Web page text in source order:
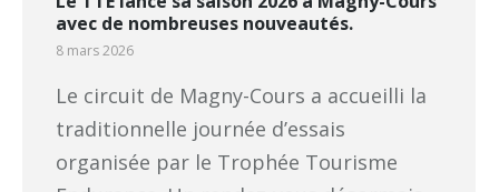
avec de nombreuses nouveautés.
8 mars 2026
Le circuit de Magny-Cours a accueilli la
traditionnelle journée d’essais
organisée par le Trophée Tourisme